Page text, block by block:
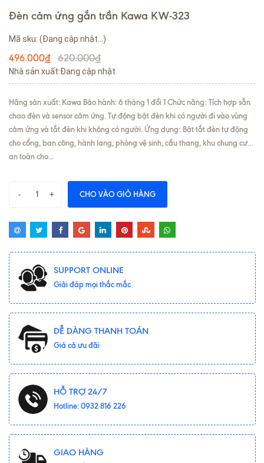
Đèn cảm ứng gắn trần Kawa KW-323
Mã sku: (Đang cập nhật...)
496.000₫ 620.000₫
Nhà sản xuất:Đang cập nhật
Hãng sản xuất: Kawa Bảo hành: 6 tháng 1 đổi 1 Chức năng: Tích hợp sẵn
chao đèn và sensor cảm ứng. Tự động bật đèn khi có người đi vào vùng
cảm ứng và tắt đèn khi không có người. Ứng dụng: Bật tắt đèn tự động
cho cổng, ban công, hành lang, phòng vệ sinh, cầu thang, khu chung cư…
an toàn cho...
- + CHO VÀO GIỎ HÀNG
SUPPORT ONLINE
Giải đáp mọi thắc mắc
DỄ DÀNG THANH TOÁN
Giá cả ưu đãi
HỖ TRỢ 24/7
Hotline: 0932 816 226
GIAO HÀNG